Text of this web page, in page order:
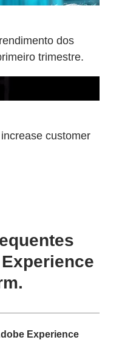
dos
trimestre.
customer
Experience